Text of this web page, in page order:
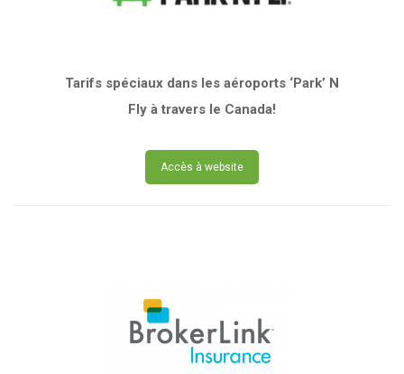
Tarifs spéciaux dans les aéroports ‘Park’ N
Fly à travers le Canada!
Accès à website